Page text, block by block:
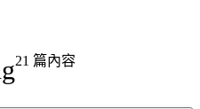
21 篇內容